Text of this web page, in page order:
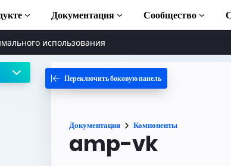
AMP-сайты
Создавайте безупречные веб-
решения
Сверхбыстрая реклама в
Документация
Руководства и учебники
Начните изучать AMP
Полная библиотека AMP
Примеры
Hands-on introduction to AMP
Сообщество
использования
Переключить боковую панель
Документация Компоненты
amp-vk